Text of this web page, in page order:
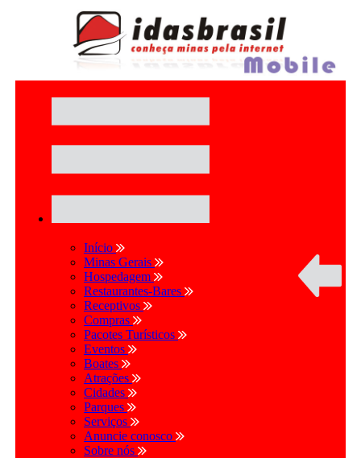
Início
Minas Gerais
Hospedagem
Restaurantes-Bares
Receptivos
Compras
Pacotes Turísticos
Eventos
Boates
Atrações
Cidades
Parques
Serviços
Anuncie conosco
Sobre nós